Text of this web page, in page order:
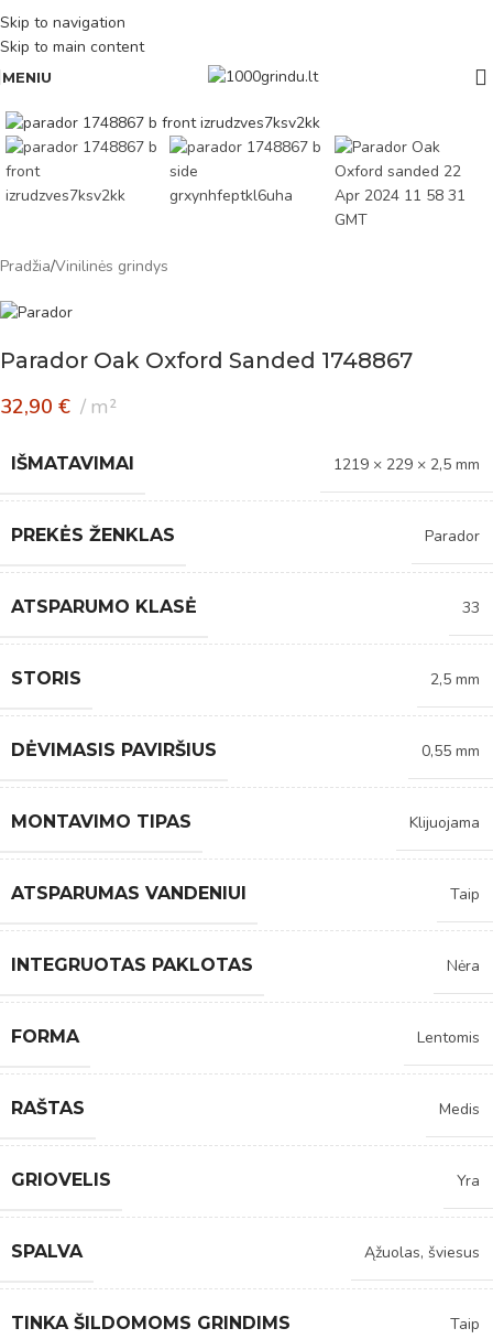
Skip to navigation
Skip to main content
MENIU
Pradžia/Vinilinės grindys
Parador Oak Oxford Sanded 1748867
32,90 € m²
IŠMATAVIMAI 1219 × 229 × 2,5 mm
PREKĖS ŽENKLAS Parador
ATSPARUMO KLASĖ 33
STORIS 2,5 mm
DĖVIMASIS PAVIRŠIUS 0,55 mm
MONTAVIMO TIPAS Klijuojama
ATSPARUMAS VANDENIUI Taip
INTEGRUOTAS PAKLOTAS Nėra
FORMA Lentomis
RAŠTAS Medis
GRIOVELIS Yra
SPALVA Ąžuolas, šviesus
TINKA ŠILDOMOMS GRINDIMS Taip